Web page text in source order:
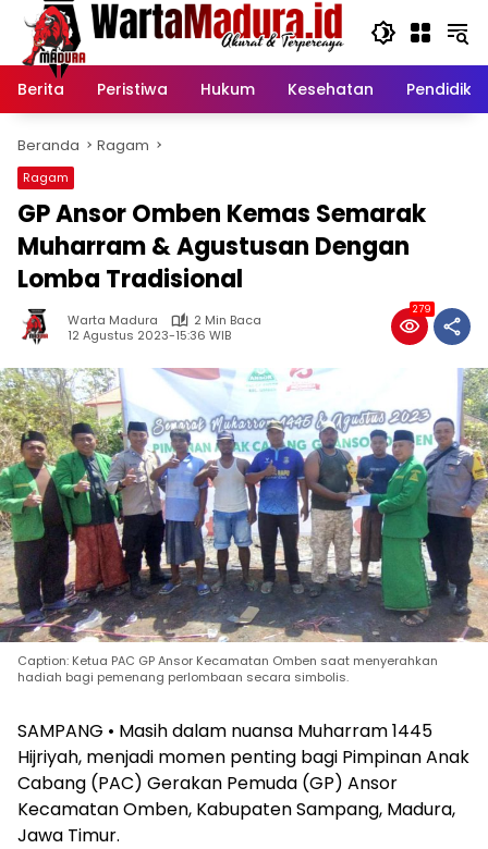
Langsung
konten
Berita
Peristiwa Hukum Kesehatan
Beranda Ragam
Ragam
GP Ansor Omben Kemas Semarak
Muharram & Agustusan Dengan
Lomba Tradisional
Warta Madura
2 Min Baca
12 Agustus 2023-15:36 WIB
279
Caption: Ketua PAC GP Ansor Kecamatan Omben saat menyerahkan
hadiah bagi pemenang perlombaan secara simbolis.
SAMPANG • Masih dalam nuansa Muharram 1445
Hijriyah, menjadi momen penting bagi Pimpinan Anak
Cabang (PAC) Gerakan Pemuda (GP) Ansor
Kecamatan Omben, Kabupaten Sampang, Madura,
Jawa Timur.